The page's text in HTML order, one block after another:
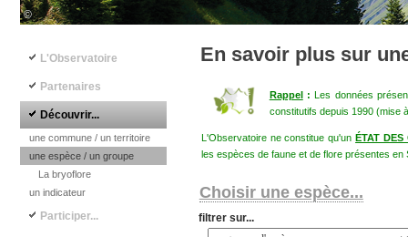
©
En savoir plus sur
Rappel:Les données
constitutifs depuis 1990 (mise
L'Observatoire ne constitue qu'unÉTAT DES
les espèces de faune et de flore présentes en
Choisir une espèce...
filtrer sur...
Navigation principale
L'Observatoire
Partenaires
Découvrir...
une commune / un territoire
une espèce / un groupe
La bryoflore
un indicateur
Participer...